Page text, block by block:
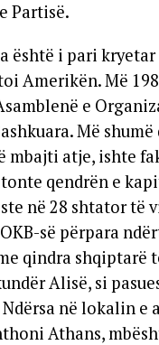
Partisë.
është i pari
Amerikën. Më
e
Më
mbajti atje, ishte
qendrën e
në 28 shtator të
së përpara
qindra shqiptarë
Alisë, si
në lokalin e
Athans,